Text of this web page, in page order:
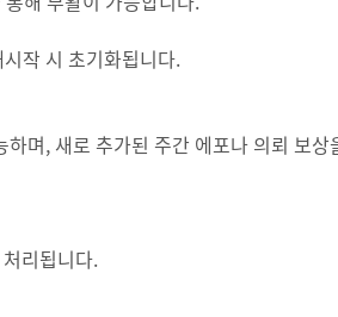
작 시 초기화됩니다.
며, 새로 추가된 주간 에포나 의뢰 보상
리됩니다.